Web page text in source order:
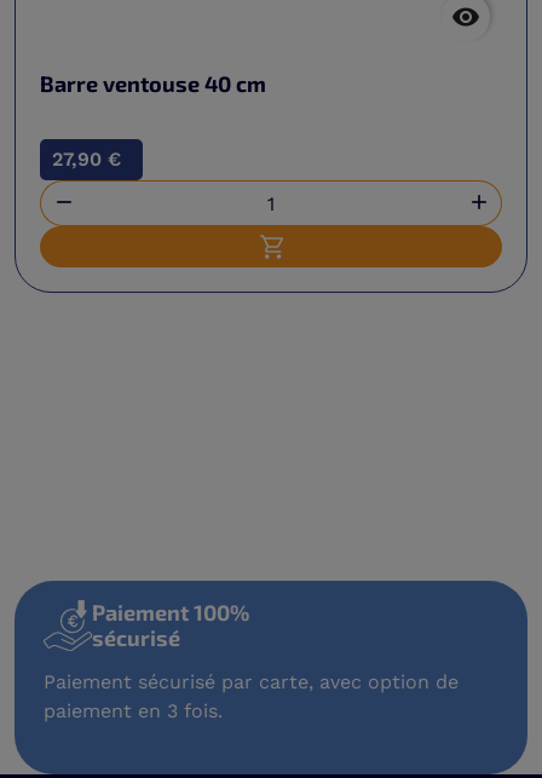

Barre ventouse 40 cm
27,90 €
 
Ajouter au panier
Paiement 100%
sécurisé
Paiement sécurisé par carte, avec option de
paiement en 3 fois.